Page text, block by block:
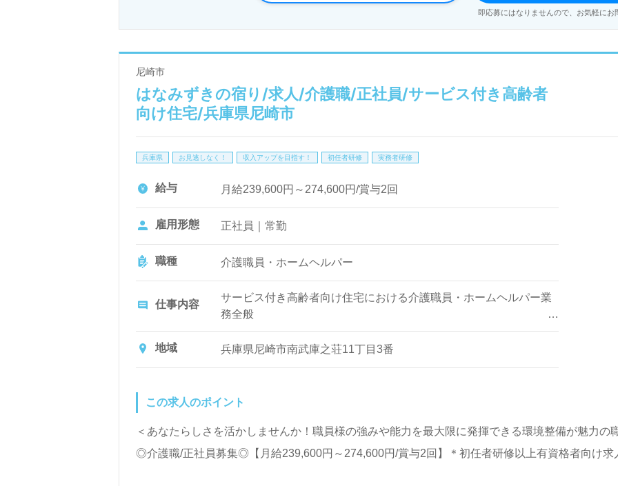
サービス展開エリアは品川区。募集詳細等、担当コンサルタントよりご案内します。お問い合わ
ご利用いただけます。＜非公開求人も取扱いあり！＞"転職支援"のプロと一緒に転職活動！お問
即応募にはなりませんので、お気軽にお
尼崎市
はなみずきの宿り/求人/介護職/正社員/サービス付き高齢者
向け住宅/兵庫県尼崎市
兵庫県 お見逃しなく！ 収入アップを目指す！ 初任者研修 実務者研修
給与 月給239,600円～274,600円/賞与2回
雇用形態 正社員｜常勤
職種 介護職員・ホームヘルパー
仕事内容
サービス付き高齢者向け住宅における介護職員・ホームヘルパー業
務全般
入浴や排せつ、食事などの身体的サポート、買い物や掃除、洗濯な
ど日常生活のサポートなど
地域 兵庫県尼崎市南武庫之荘11丁目3番
この求人のポイント
＜あなたらしさを活かしませんか！職員様の強みや能力を最大限に発揮できる環境整備が魅力の
◎介護職/正社員募集◎【月給239,600円～274,600円/賞与2回】＊初任者研修以上有資格者向け求